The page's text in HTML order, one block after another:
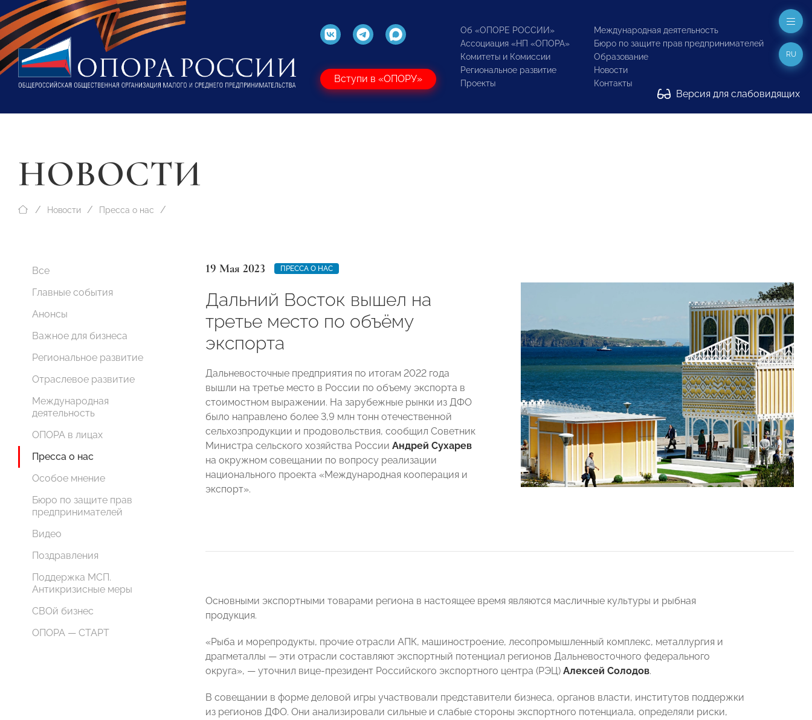
Вступи в «ОПОРУ»
Об «ОПОРЕ РОССИИ»
Ассоциация «НП «ОПОРА»
Комитеты и Комиссии
Региональное развитие
Проекты
Международная деятельность
Бюро по защите прав предпринимателей
Образование
Новости
Контакты
Версия для слабовидящих
RU
НОВОСТИ
Новости Пресса о нас
Все
Главные события
Анонсы
Важное для бизнеса
Региональное развитие
Отраслевое развитие
Международная
деятельность
ОПОРА в лицах
Пресса о нас
Особое мнение
Бюро по защите прав
предпринимателей
Видео
Поздравления
Поддержка МСП.
Антикризисные меры
СВОй бизнес
ОПОРА — СТАРТ
19 Мая 2023 ПРЕССА О НАС
Дальний Восток вышел на
третье место по объёму
экспорта
Дальневосточные предприятия по итогам 2022 года
вышли на третье место в России по объему экспорта в
стоимостном выражении. На зарубежные рынки из ДФО
было направлено более 3,9 млн тонн отечественной
сельхозпродукции и продовольствия, сообщил Советник
Министра сельского хозяйства России Андрей Сухарев
на окружном совещании по вопросу реализации
национального проекта «Международная кооперация и
экспорт».
Основными экспортными товарами региона в настоящее время являются масличные культуры и рыбная
продукция.
«Рыба и морепродукты, прочие отрасли АПК, машиностроение, лесопромышленный комплекс, металлургия и
драгметаллы — эти отрасли составляют экспортный потенциал регионов Дальневосточного федерального
округа», — уточнил вице-президент Российского экспортного центра (РЭЦ) Алексей Солодов.
В совещании в форме деловой игры участвовали представители бизнеса, органов власти, институтов поддержки
из регионов ДФО. Они анализировали сильные и слабые стороны экспортного потенциала, определяли риски,